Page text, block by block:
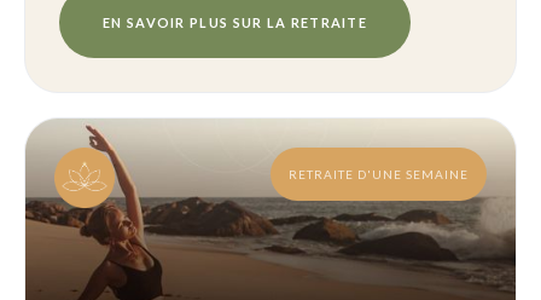
EN SAVOIR PLUS SUR LA RETRAITE
RETRAITE D'UNE SEMAINE